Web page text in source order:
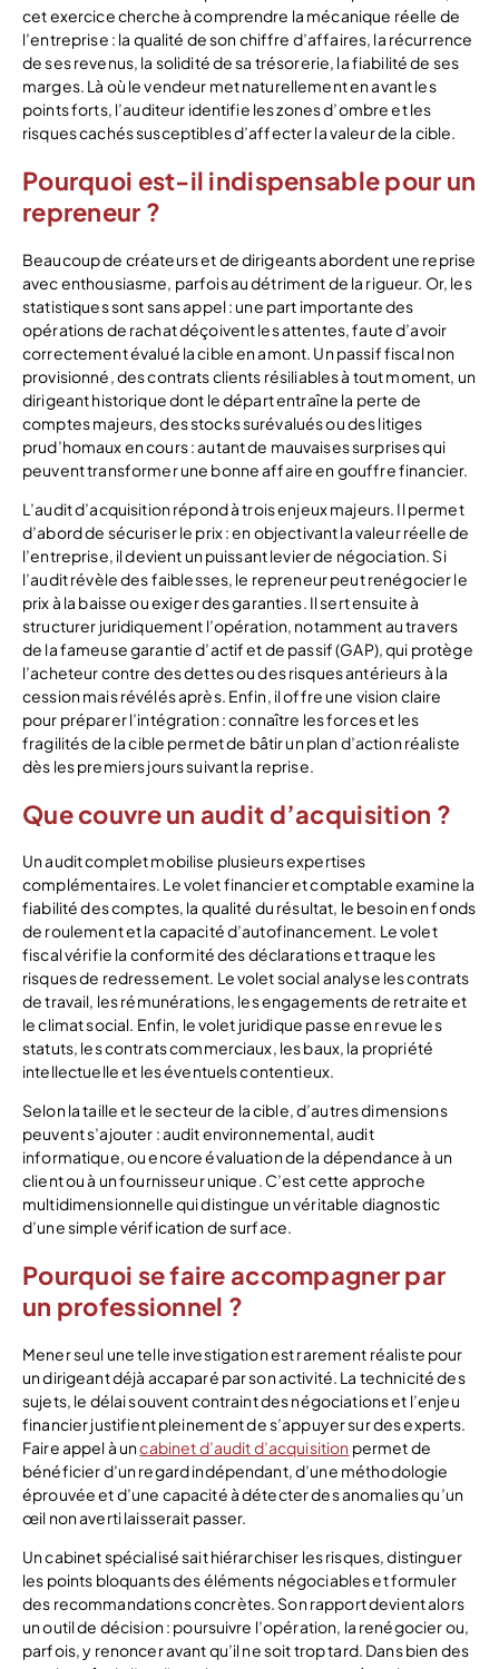
cet exercice cherche à comprendre la mécanique réelle de
l’entreprise : la qualité de son chiffre d’affaires, la récurrence
de ses revenus, la solidité de sa trésorerie, la fiabilité de ses
marges. Là où le vendeur met naturellement en avant les
points forts, l’auditeur identifie les zones d’ombre et les
risques cachés susceptibles d’affecter la valeur de la cible.
Pourquoi est-il indispensable pour un
repreneur ?
Beaucoup de créateurs et de dirigeants abordent une reprise
avec enthousiasme, parfois au détriment de la rigueur. Or, les
statistiques sont sans appel : une part importante des
opérations de rachat déçoivent les attentes, faute d’avoir
correctement évalué la cible en amont. Un passif fiscal non
provisionné, des contrats clients résiliables à tout moment, un
dirigeant historique dont le départ entraîne la perte de
comptes majeurs, des stocks surévalués ou des litiges
prud’homaux en cours : autant de mauvaises surprises qui
peuvent transformer une bonne affaire en gouffre financier.
L’audit d’acquisition répond à trois enjeux majeurs. Il permet
d’abord de sécuriser le prix : en objectivant la valeur réelle de
l’entreprise, il devient un puissant levier de négociation. Si
l’audit révèle des faiblesses, le repreneur peut renégocier le
prix à la baisse ou exiger des garanties. Il sert ensuite à
structurer juridiquement l’opération, notamment au travers
de la fameuse garantie d’actif et de passif (GAP), qui protège
l’acheteur contre des dettes ou des risques antérieurs à la
cession mais révélés après. Enfin, il offre une vision claire
pour préparer l’intégration : connaître les forces et les
fragilités de la cible permet de bâtir un plan d’action réaliste
dès les premiers jours suivant la reprise.
Que couvre un audit d’acquisition ?
Un audit complet mobilise plusieurs expertises
complémentaires. Le volet financier et comptable examine la
fiabilité des comptes, la qualité du résultat, le besoin en fonds
de roulement et la capacité d’autofinancement. Le volet
fiscal vérifie la conformité des déclarations et traque les
risques de redressement. Le volet social analyse les contrats
de travail, les rémunérations, les engagements de retraite et
le climat social. Enfin, le volet juridique passe en revue les
statuts, les contrats commerciaux, les baux, la propriété
intellectuelle et les éventuels contentieux.
Selon la taille et le secteur de la cible, d’autres dimensions
peuvent s’ajouter : audit environnemental, audit
informatique, ou encore évaluation de la dépendance à un
client ou à un fournisseur unique. C’est cette approche
multidimensionnelle qui distingue un véritable diagnostic
d’une simple vérification de surface.
Pourquoi se faire accompagner par
un professionnel ?
Mener seul une telle investigation est rarement réaliste pour
un dirigeant déjà accaparé par son activité. La technicité des
sujets, le délai souvent contraint des négociations et l’enjeu
financier justifient pleinement de s’appuyer sur des experts.
Faire appel à uncabinet d’audit d’acquisition permet de
bénéficier d’un regard indépendant, d’une méthodologie
éprouvée et d’une capacité à détecter des anomalies qu’un
œil non averti laisserait passer.
Un cabinet spécialisé sait hiérarchiser les risques, distinguer
les points bloquants des éléments négociables et formuler
des recommandations concrètes. Son rapport devient alors
un outil de décision : poursuivre l’opération, la renégocier ou,
parfois, y renoncer avant qu’il ne soit trop tard. Dans bien des